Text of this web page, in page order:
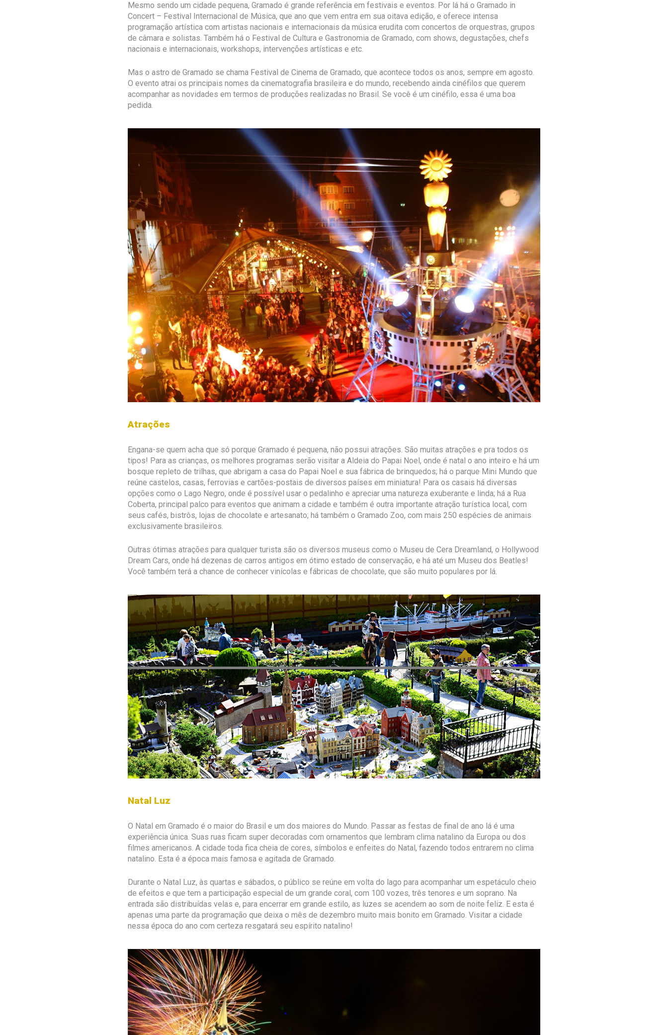
Mesmo sendo um cidade pequena, Gramado é grande referência em festivais e eventos. Por lá há o Gramado in
Concert – Festival Internacional de Música, que ano que vem entra em sua oitava edição, e oferece intensa
programação artística com artistas nacionais e internacionais da música erudita com concertos de orquestras, grupos
de câmara e solistas. Também há o Festival de Cultura e Gastronomia de Gramado, com shows, degustações, chefs
nacionais e internacionais, workshops, intervenções artísticas e etc.
Mas o astro de Gramado se chama Festival de Cinema de Gramado, que acontece todos os anos, sempre em agosto.
O evento atrai os principais nomes da cinematografia brasileira e do mundo, recebendo ainda cinéfilos que querem
acompanhar as novidades em termos de produções realizadas no Brasil. Se você é um cinéfilo, essa é uma boa
pedida.
Atrações
Engana-se quem acha que só porque Gramado é pequena, não possui atrações. São muitas atrações e pra todos os
tipos! Para as crianças, os melhores programas serão visitar a Aldeia do Papai Noel, onde é natal o ano inteiro e há um
bosque repleto de trilhas, que abrigam a casa do Papai Noel e sua fábrica de brinquedos; há o parque Mini Mundo que
reúne castelos, casas, ferrovias e cartões-postais de diversos países em miniatura! Para os casais há diversas
opções como o Lago Negro, onde é possível usar o pedalinho e apreciar uma natureza exuberante e linda; há a Rua
Coberta, principal palco para eventos que animam a cidade e também é outra importante atração turística local, com
seus cafés, bistrôs, lojas de chocolate e artesanato; há também o Gramado Zoo, com mais 250 espécies de animais
exclusivamente brasileiros.
Outras ótimas atrações para qualquer turista são os diversos museus como o Museu de Cera Dreamland, o Hollywood
Dream Cars, onde há dezenas de carros antigos em ótimo estado de conservação, e há até um Museu dos Beatles!
Você também terá a chance de conhecer vinícolas e fábricas de chocolate, que são muito populares por lá.
Natal Luz
O Natal em Gramado é o maior do Brasil e um dos maiores do Mundo. Passar as festas de final de ano lá é uma
experiência única. Suas ruas ficam super decoradas com ornamentos que lembram clima natalino da Europa ou dos
filmes americanos. A cidade toda fica cheia de cores, símbolos e enfeites do Natal, fazendo todos entrarem no clima
natalino. Esta é a época mais famosa e agitada de Gramado.
Durante o Natal Luz, às quartas e sábados, o público se reúne em volta do lago para acompanhar um espetáculo cheio
de efeitos e que tem a participação especial de um grande coral, com 100 vozes, três tenores e um soprano. Na
entrada são distribuídas velas e, para encerrar em grande estilo, as luzes se acendem ao som de noite feliz. E esta é
apenas uma parte da programação que deixa o mês de dezembro muito mais bonito em Gramado. Visitar a cidade
nessa época do ano com certeza resgatará seu espírito natalino!